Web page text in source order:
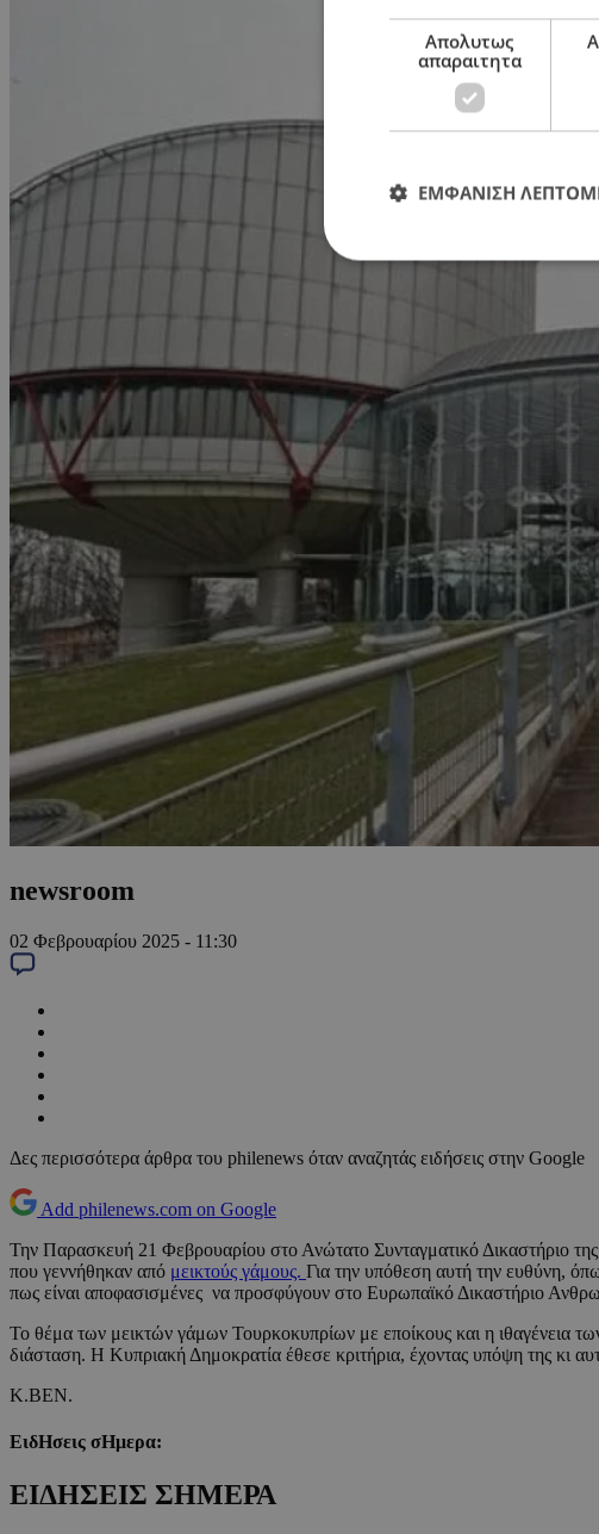
newsroom
02 Φεβρουαρίου 2025 - 11:30
Δες περισσότερα άρθρα του philenews όταν αναζητάς ειδήσεις στην Google
Add philenews.com on Google
Την Παρασκευή 21 Φεβρουαρίου στο Ανώτατο Συνταγματικό Δικαστήριο
που γεννήθηκαν από μεικτούς γάμους. Για την υπόθεση αυτή την ευθύνη,
πως είναι αποφασισμένες να προσφύγουν στο Ευρωπαϊκό Δικαστήριο
Το θέμα των μεικτών γάμων Τουρκοκυπρίων με εποίκους και η ιθαγένεια
διάσταση. Η Κυπριακή Δημοκρατία έθεσε κριτήρια, έχοντας υπόψη της κι
Κ.ΒΕΝ.
ΕιδΗσεις σΗμερα:
ΕΙΔΗΣΕΙΣ ΣΗΜΕΡΑ
Απολυτως
απαραιτητα
ΕΜΦΑΝΙΣΗ